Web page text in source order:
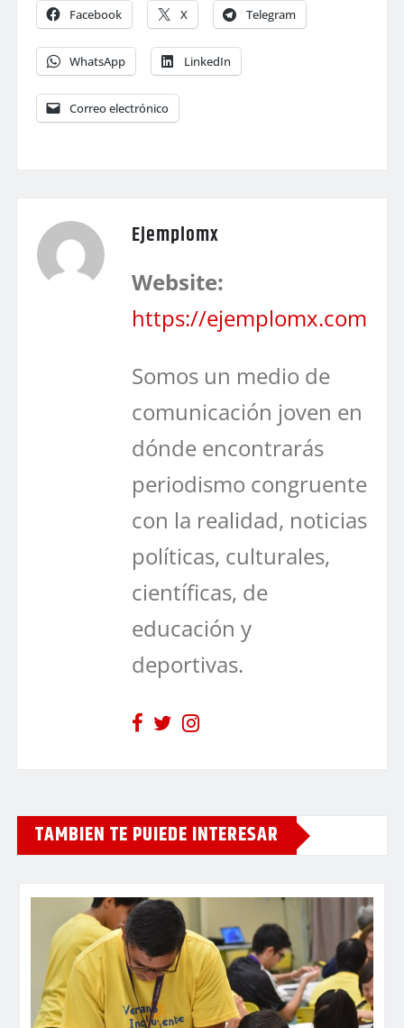
Facebook X Telegram
WhatsApp LinkedIn
Correo electrónico
Ejemplomx
Website:
https://ejemplomx.com
Somos un medio de
comunicación joven en
dónde encontrarás
periodismo congruente
con la realidad, noticias
políticas, culturales,
científicas, de
educación y
deportivas.
TAMBIEN TE PUIEDE INTERESAR